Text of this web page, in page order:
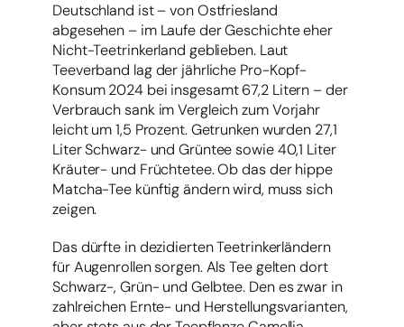
Deutschland ist – von Ostfriesland
abgesehen – im Laufe der Geschichte eher
Nicht-Teetrinkerland geblieben. Laut
Teeverband lag der jährliche Pro-Kopf-
Konsum 2024 bei insgesamt 67,2 Litern – der
Verbrauch sank im Vergleich zum Vorjahr
leicht um 1,5 Prozent. Getrunken wurden 27,1
Liter Schwarz- und Grüntee sowie 40,1 Liter
Kräuter- und Früchtetee. Ob das der hippe
Matcha-Tee künftig ändern wird, muss sich
zeigen.
Das dürfte in dezidierten Teetrinkerländern
für Augenrollen sorgen. Als Tee gelten dort
Schwarz-, Grün- und Gelbtee. Den es zwar in
zahlreichen Ernte- und Herstellungsvarianten,